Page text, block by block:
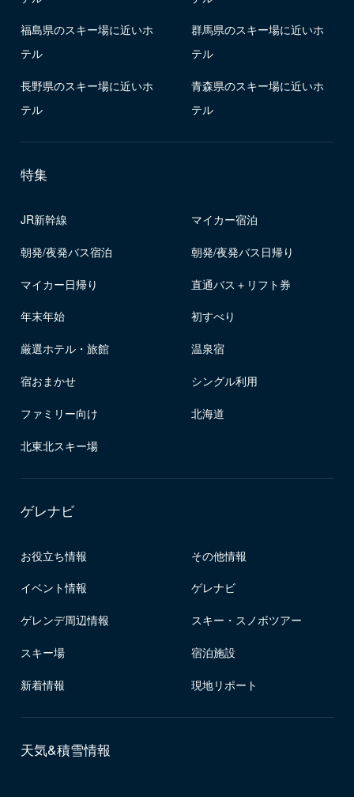
福島県のスキー場に近いホ
テル
群馬県のスキー場に近いホ
テル
長野県のスキー場に近いホ
テル
青森県のスキー場に近いホ
テル
特集
JR新幹線 マイカー宿泊
朝発/夜発バス宿泊 朝発/夜発バス日帰り
マイカー日帰り 直通バス＋リフト券
年末年始 初すべり
厳選ホテル・旅館 温泉宿
宿おまかせ シングル利用
ファミリー向け 北海道
北東北スキー場
ゲレナビ
お役立ち情報 その他情報
イベント情報 ゲレナビ
ゲレンデ周辺情報 スキー・スノボツアー
スキー場 宿泊施設
新着情報 現地リポート
天気&積雪情報